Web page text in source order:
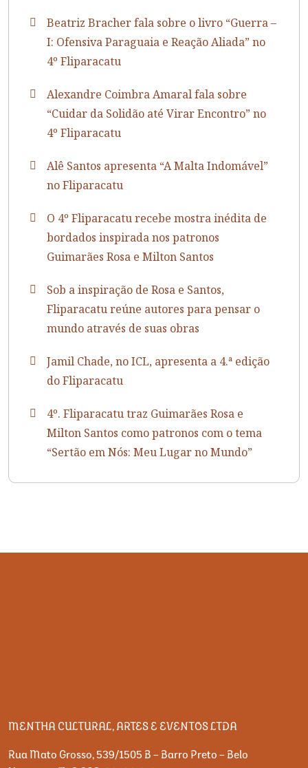
Beatriz Bracher fala sobre o livro “Guerra –
I: Ofensiva Paraguaia e Reação Aliada” no
4º Fliparacatu
Alexandre Coimbra Amaral fala sobre
“Cuidar da Solidão até Virar Encontro” no
4º Fliparacatu
Alê Santos apresenta “A Malta Indomável”
no Fliparacatu
O 4º Fliparacatu recebe mostra inédita de
bordados inspirada nos patronos
Guimarães Rosa e Milton Santos
Sob a inspiração de Rosa e Santos,
Fliparacatu reúne autores para pensar o
mundo através de suas obras
Jamil Chade, no ICL, apresenta a 4.ª edição
do Fliparacatu
4º. Fliparacatu traz Guimarães Rosa e
Milton Santos como patronos com o tema
“Sertão em Nós: Meu Lugar no Mundo”
MENTHA CULTURAL, ARTES E EVENTOS LTDA
Rua Mato Grosso, 539/1505 B – Barro Preto – Belo